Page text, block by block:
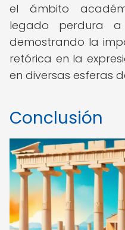
el ámbito
legado perdura
demostrando la
retórica en la
en diversas esferas
Conclusión